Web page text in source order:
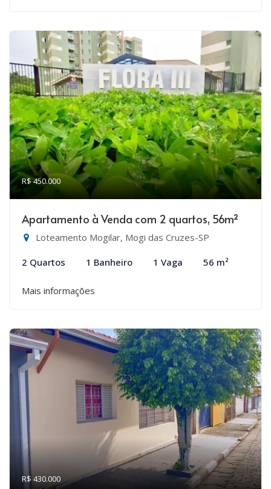
R$ 450.000
Apartamento à Venda com 2 quartos, 56m²
Loteamento Mogilar, Mogi das Cruzes-SP
2 Quartos 1 Banheiro 1 Vaga 56 m²
Mais informações
R$ 430.000